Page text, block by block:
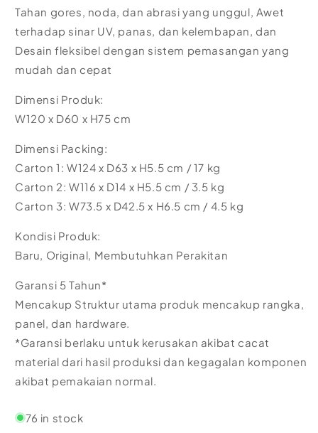
Tahan gores, noda, dan abrasi yang unggul, Awet
terhadap sinar UV, panas, dan kelembapan, dan
Desain fleksibel dengan sistem pemasangan yang
mudah dan cepat
Dimensi Produk:
W120 x D60 x H75 cm
Dimensi Packing:
Carton 1: W124 x D63 x H5.5 cm / 17 kg
Carton 2: W116 x D14 x H5.5 cm / 3.5 kg
Carton 3: W73.5 x D42.5 x H6.5 cm / 4.5 kg
Kondisi Produk:
Baru, Original, Membutuhkan Perakitan
Garansi 5 Tahun*
Mencakup Struktur utama produk mencakup rangka,
panel, dan hardware.
*Garansi berlaku untuk kerusakan akibat cacat
material dari hasil produksi dan kegagalan komponen
akibat pemakaian normal.
76 in stock